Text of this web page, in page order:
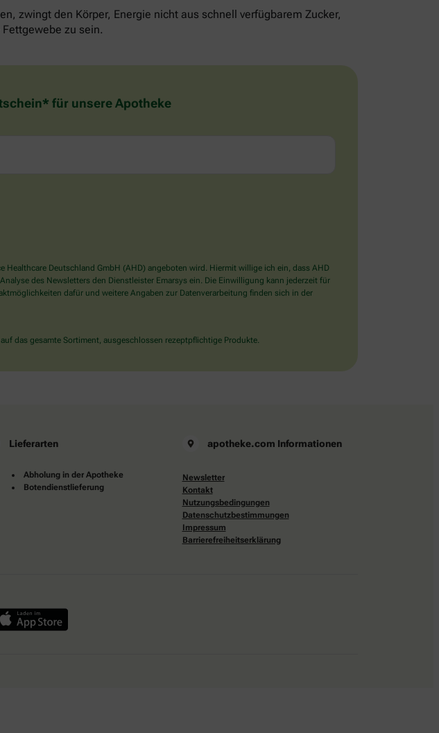
zwingt den Körper, Energie nicht aus schnell verfügbarem Zucker,
zu sein.
für unsere Apotheke
Deutschland GmbH (AHD) angeboten wird. Hiermit willige ich ein, dass AHD
des Newsletters den Dienstleister Emarsys ein. Die Einwilligung kann jederzeit für
dafür und weitere Angaben zur Datenverarbeitung finden sich in der
das gesamte Sortiment, ausgeschlossen rezeptpflichtige Produkte.
Lieferarten
Abholung in der Apotheke
Botendienstlieferung
apotheke.com Informationen
Newsletter
Kontakt
Nutzungsbedingungen
Datenschutzbestimmungen
Impressum
Barrierefreiheitserklärung